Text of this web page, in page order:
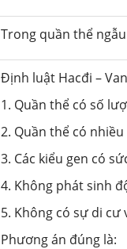
Trong quần thể
Định luật Hacđi –
1. Quần thể có số
2. Quần thể có
3. Các kiểu gen có
4. Không phát sinh
5. Không có sự di
Phương án đúng là: